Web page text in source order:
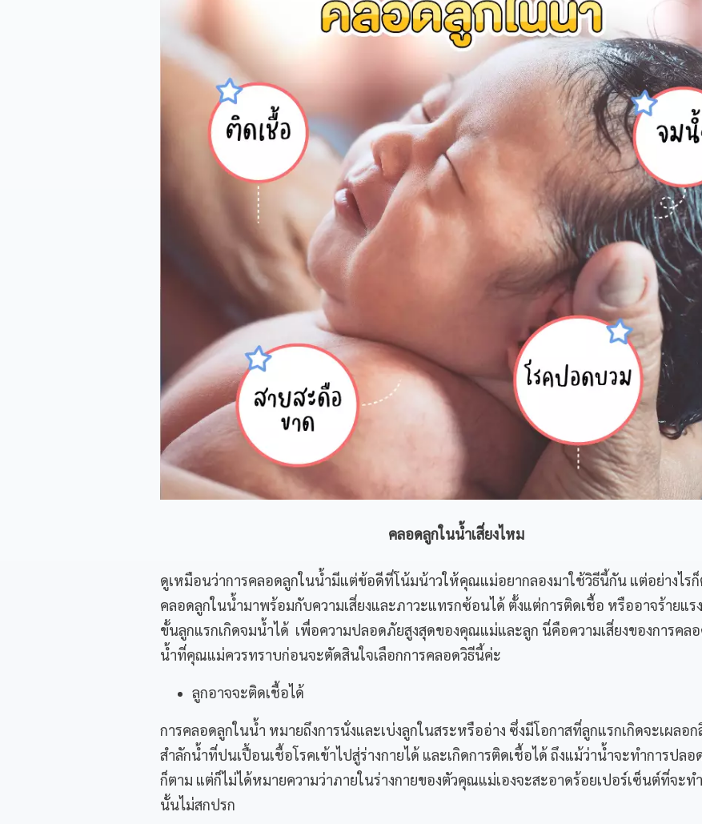
คลอดลูกในน้ำเสี่ยงไหม
ดูเหมือนว่าการคลอดลูกในน้ำมีแต่ข้อดีที่โน้มน้าวให้คุณแม่อยากลองมาใช้วิธีนี้กัน แต่อย่างไรก็
คลอดลูกในน้ำมาพร้อมกับความเสี่ยงและภาวะแทรกซ้อนได้ ตั้งแต่การติดเชื้อ หรืออาจร้ายแร
ขั้นลูกแรกเกิดจมน้ำได้ เพื่อความปลอดภัยสูงสุดของคุณแม่และลูก นี่คือความเสี่ยงของการคล
น้ำที่คุณแม่ควรทราบก่อนจะตัดสินใจเลือกการคลอดวิธีนี้ค่ะ
ลูกอาจจะติดเชื้อได้
การคลอดลูกในน้ำ หมายถึงการนั่งและเบ่งลูกในสระหรืออ่าง ซึ่งมีโอกาสที่ลูกแรกเกิดจะเผลอ
สำลักน้ำที่ปนเปื้อนเชื้อโรคเข้าไปสู่ร่างกายได้ และเกิดการติดเชื้อได้ ถึงแม้ว่าน้ำจะทำการปลอ
ก็ตาม แต่ก็ไม่ได้หมายความว่าภายในร่างกายของตัวคุณแม่เองจะสะอาดร้อยเปอร์เซ็นต์ที่จะท
นั้นไม่สกปรก